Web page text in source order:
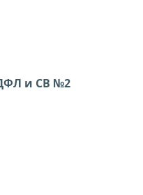
и СВ №2